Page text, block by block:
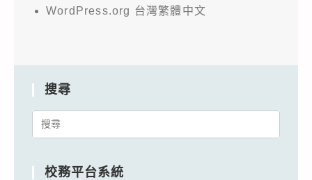
WordPress.org 台灣繁體中文
搜尋
Search
校務平台系統